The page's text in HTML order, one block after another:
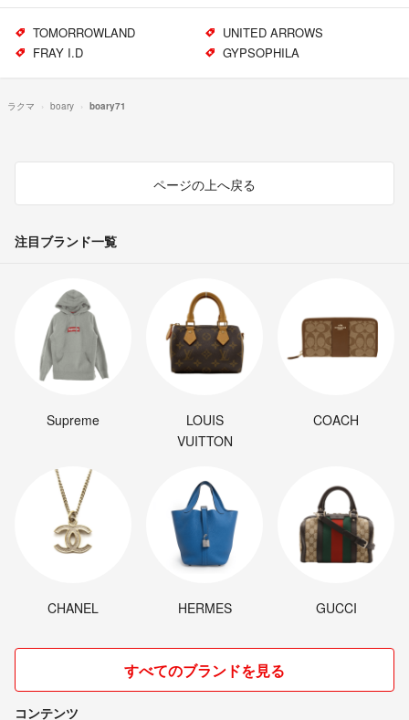
TOMORROWLAND
UNITED ARROWS
FRAY I.D
GYPSOPHILA
ラクマ boary boary71
ページの上へ戻る
注目ブランド一覧
Supreme
LOUIS
VUITTON
COACH
CHANEL HERMES GUCCI
すべてのブランドを見る
コンテンツ